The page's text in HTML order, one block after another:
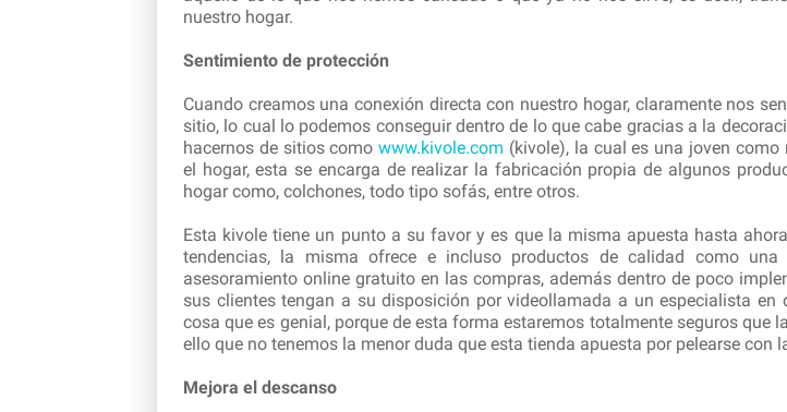
nuestro hogar.
Sentimiento de protección
Cuando creamos una conexión directa con nuestro hogar, claramente nos
sitio, lo cual lo podemos conseguir dentro de lo que cabe gracias a la
hacernos de sitios comowww.kivole.com (kivole), la cual es una joven
el hogar, esta se encarga de realizar la fabricación propia de algunos
hogar como, colchones, todo tipo sofás, entre otros.
Esta kivole tiene un punto a su favor y es que la misma apuesta hasta
tendencias, la misma ofrece e incluso productos de calidad como
asesoramiento online gratuito en las compras, además dentro de poco
sus clientes tengan a su disposición por videollamada a un especialista
cosa que es genial, porque de esta forma estaremos totalmente seguros que
ello que no tenemos la menor duda que esta tienda apuesta por pelearse con
Mejora el descanso